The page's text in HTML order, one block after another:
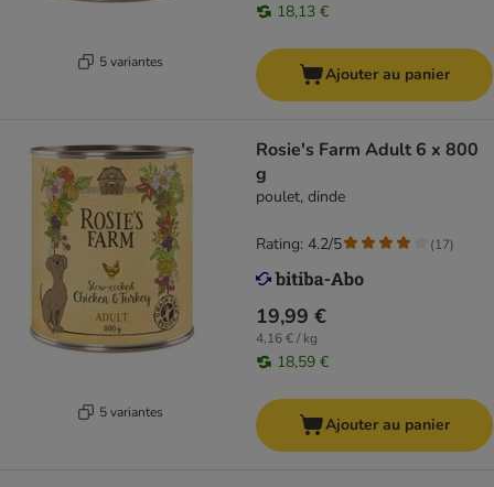
5 variantes
18,13 €
Ajouter au panier
5 variantes
Rosie's Farm Adult 6 x 800
g
poulet, dinde
19,99 €
4,16 € / kg
18,59 €
Rating: 4.2/5 (17)
Ajouter au panier